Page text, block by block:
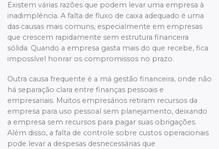
Existem várias razões que podem levar uma empresa à
inadimplência. A falta de fluxo de caixa adequado é uma
das causas mais comuns, especialmente em empresas
que crescem rapidamente sem estrutura financeira
sólida. Quando a empresa gasta mais do que recebe, fica
impossível honrar os compromissos no prazo.
Outra causa frequente é a má gestão financeira, onde não
há separação clara entre finanças pessoais e
empresariais. Muitos empresários retiram recursos da
empresa para uso pessoal sem planejamento, deixando
a empresa sem recursos para pagar suas obrigações.
Além disso, a falta de controle sobre custos operacionais
pode levar a despesas desnecessárias que